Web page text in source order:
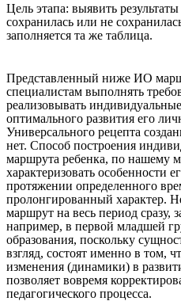
Цель этапа: выявить
сохранилась или не
заполняется та же таблица.
Представленный ниже ИО
специалистам выполнять
реализовывать
оптимального развития его
Универсального рецепта
нет. Способ построения
маршрута ребенка, по нашему
характеризовать особенности
протяжении определенного
пролонгированный характер.
маршрут на весь период сразу,
например, в первой младшей
образования, поскольку
взгляд, состоят именно в том,
изменения (динамики) в
позволяет вовремя
педагогического процесса.